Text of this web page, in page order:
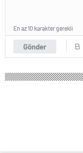
Gönder
En az 10 karakter gerekli